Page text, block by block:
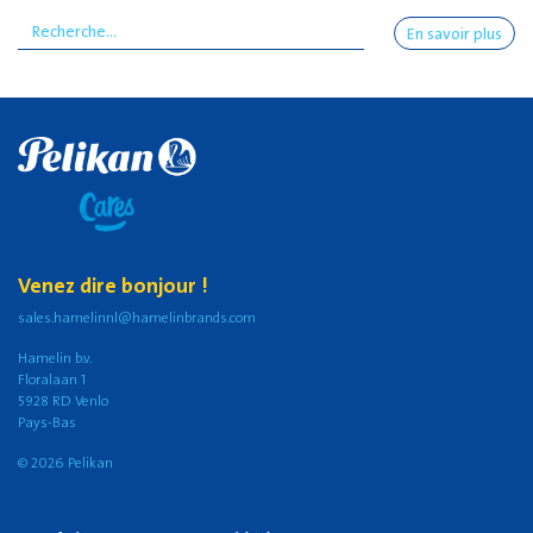
En savoir plus
Venez dire bonjour !
sales.hamelinnl@hamelinbrands.com
Hamelin b.v.
Floralaan 1
5928 RD Venlo
Pays-Bas
© 2026 Pelikan